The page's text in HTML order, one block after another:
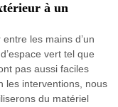
à un
les mains d’un
vert tel que
pas aussi faciles
les interventions, nous
du matériel